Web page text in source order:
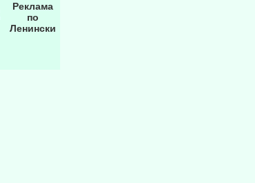
Реклама
по
Ленински